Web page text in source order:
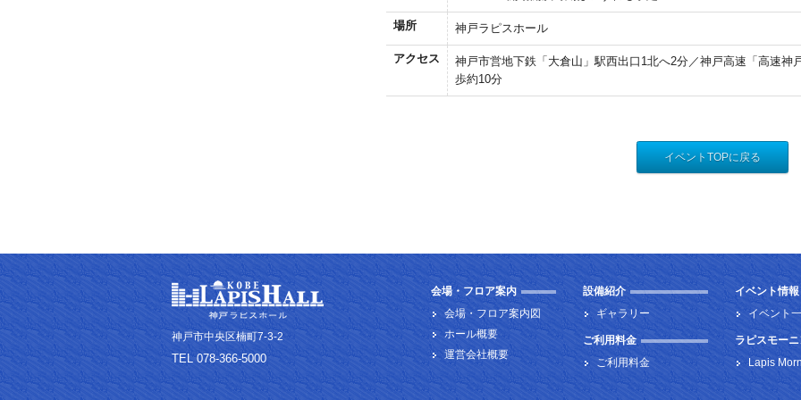
場所 神戸ラピスホール
アクセス
神戸市営地下鉄「大倉山」駅西出口1北へ2分／神戸高速「高速神
歩約10分
イベントTOPに戻る
神戸市中央区楠町7-3-2
TEL 078-366-5000
会場・フロア案内
会場・フロア案内図
ホール概要
運営会社概要
設備紹介
ギャラリー
ご利用料金
ご利用料金
イベント情報
イベント
ラピスモー
Lapis